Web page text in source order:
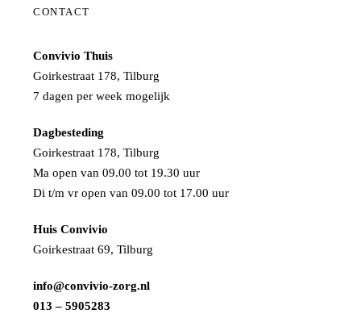
CONTACT
Convivio Thuis
Goirkestraat 178, Tilburg
7 dagen per week mogelijk
Dagbesteding
Goirkestraat 178, Tilburg
Ma open van 09.00 tot 19.30 uur
Di t/m vr open van 09.00 tot 17.00 uur
Huis Convivio
Goirkestraat 69, Tilburg
info@convivio-zorg.nl
013 – 5905283